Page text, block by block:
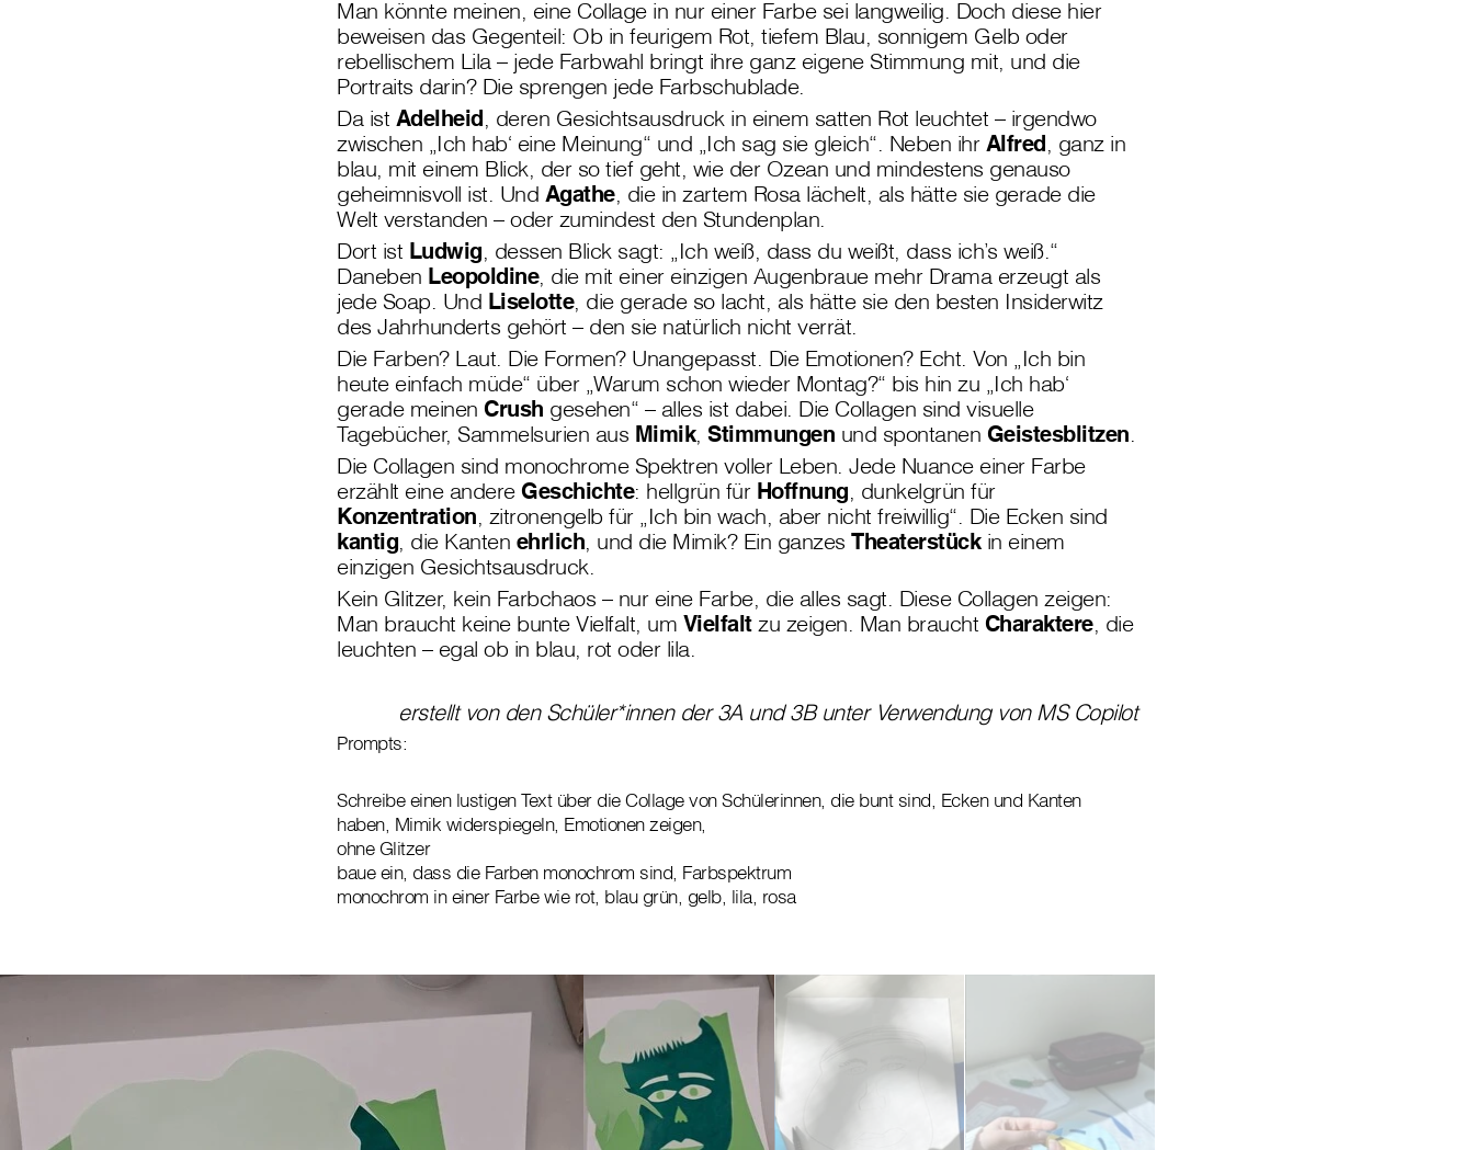
Man könnte meinen, eine Collage in nur einer Farbe sei langweilig. Doch diese hier
beweisen das Gegenteil: Ob in feurigem Rot, tiefem Blau, sonnigem Gelb oder
rebellischem Lila – jede Farbwahl bringt ihre ganz eigene Stimmung mit, und die
Portraits darin? Die sprengen jede Farbschublade.
Da ist Adelheid , deren Gesichtsausdruck in einem satten Rot leuchtet – irgendwo
zwischen „Ich hab‘ eine Meinung“ und „Ich sag sie gleich“. Neben ihr Alfred , ganz in
blau, mit einem Blick, der so tief geht, wie der Ozean und mindestens genauso
geheimnisvoll ist. Und Agathe, die in zartem Rosa lächelt, als hätte sie gerade die
Welt verstanden – oder zumindest den Stundenplan.
Dort ist Ludwig , dessen Blick sagt: „Ich weiß, dass du weißt, dass ich’s weiß.“
Daneben Leopoldine, die mit einer einzigen Augenbraue mehr Drama erzeugt als
jede Soap. Und Liselotte, die gerade so lacht, als hätte sie den besten Insiderwitz
des Jahrhunderts gehört – den sie natürlich nicht verrät.
Die Farben? Laut. Die Formen? Unangepasst. Die Emotionen? Echt. Von „Ich bin
heute einfach müde“ über „Warum schon wieder Montag?“ bis hin zu „Ich hab‘
gerade meinen Crush gesehen“ – alles ist dabei. Die Collagen sind visuelle
Tagebücher, Sammelsurien aus Mimik, Stimmungen und spontanen Geistesblitzen
Die Collagen sind monochrome Spektren voller Leben. Jede Nuance einer Farbe
erzählt eine andere Geschichte: hellgrün für Hoffnung , dunkelgrün für
Konzentration , zitronengelb für „Ich bin wach, aber nicht freiwillig“. Die Ecken sind
kantig , die Kanten ehrlich , und die Mimik? Ein ganzes Theaterstückin einem
einzigen Gesichtsausdruck.
Kein Glitzer, kein Farbchaos – nur eine Farbe, die alles sagt. Diese Collagen zeigen:
Man braucht keine bunte Vielfalt, um Vielfaltzu zeigen. Man braucht Charaktere, die
leuchten – egal ob in blau, rot oder lila.
erstellt von den Schüler*innen der 3A und 3B unter Verwendung von MS Copilot
Prompts:
Schreibe einen lustigen Text über die Collage von Schülerinnen, die bunt sind, Ecken und Kanten
haben, Mimik widerspiegeln, Emotionen zeigen,
ohne Glitzer
baue ein, dass die Farben monochrom sind, Farbspektrum
monochrom in einer Farbe wie rot, blau grün, gelb, lila, rosa